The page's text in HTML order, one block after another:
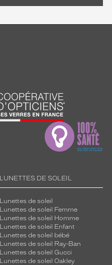
LUNETTES DE SOLEIL
Lunettes de soleil
Lunettes de soleil Femme
Lunettes de soleil Homme
Lunettes de soleil Enfant
Lunettes de soleil bébé
Lunettes de soleil Ray-Ban
Lunettes de soleil Gucci
Lunettes de soleil Oakley